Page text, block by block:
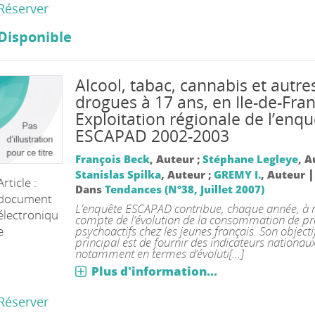
:
Alcool, tabac, cannabis et
drogues à 17 ans, en Ile-de-
Exploitation régionale de
ESCAPAD 2002-2003
François Beck, Auteur ; Stéphane Legleye,
Stanislas Spilka, Auteur ; GREMY I., Auteur |
Dans Tendances (N°38, Juillet 2007)
L’enquête ESCAPAD contribue, chaque année, à
compte de l’évolution de la consommation de
psychoactifs chez les jeunes français. Son
principal est de fournir des indicateurs
notamment en termes d’évoluti[...]
Plus d'information...